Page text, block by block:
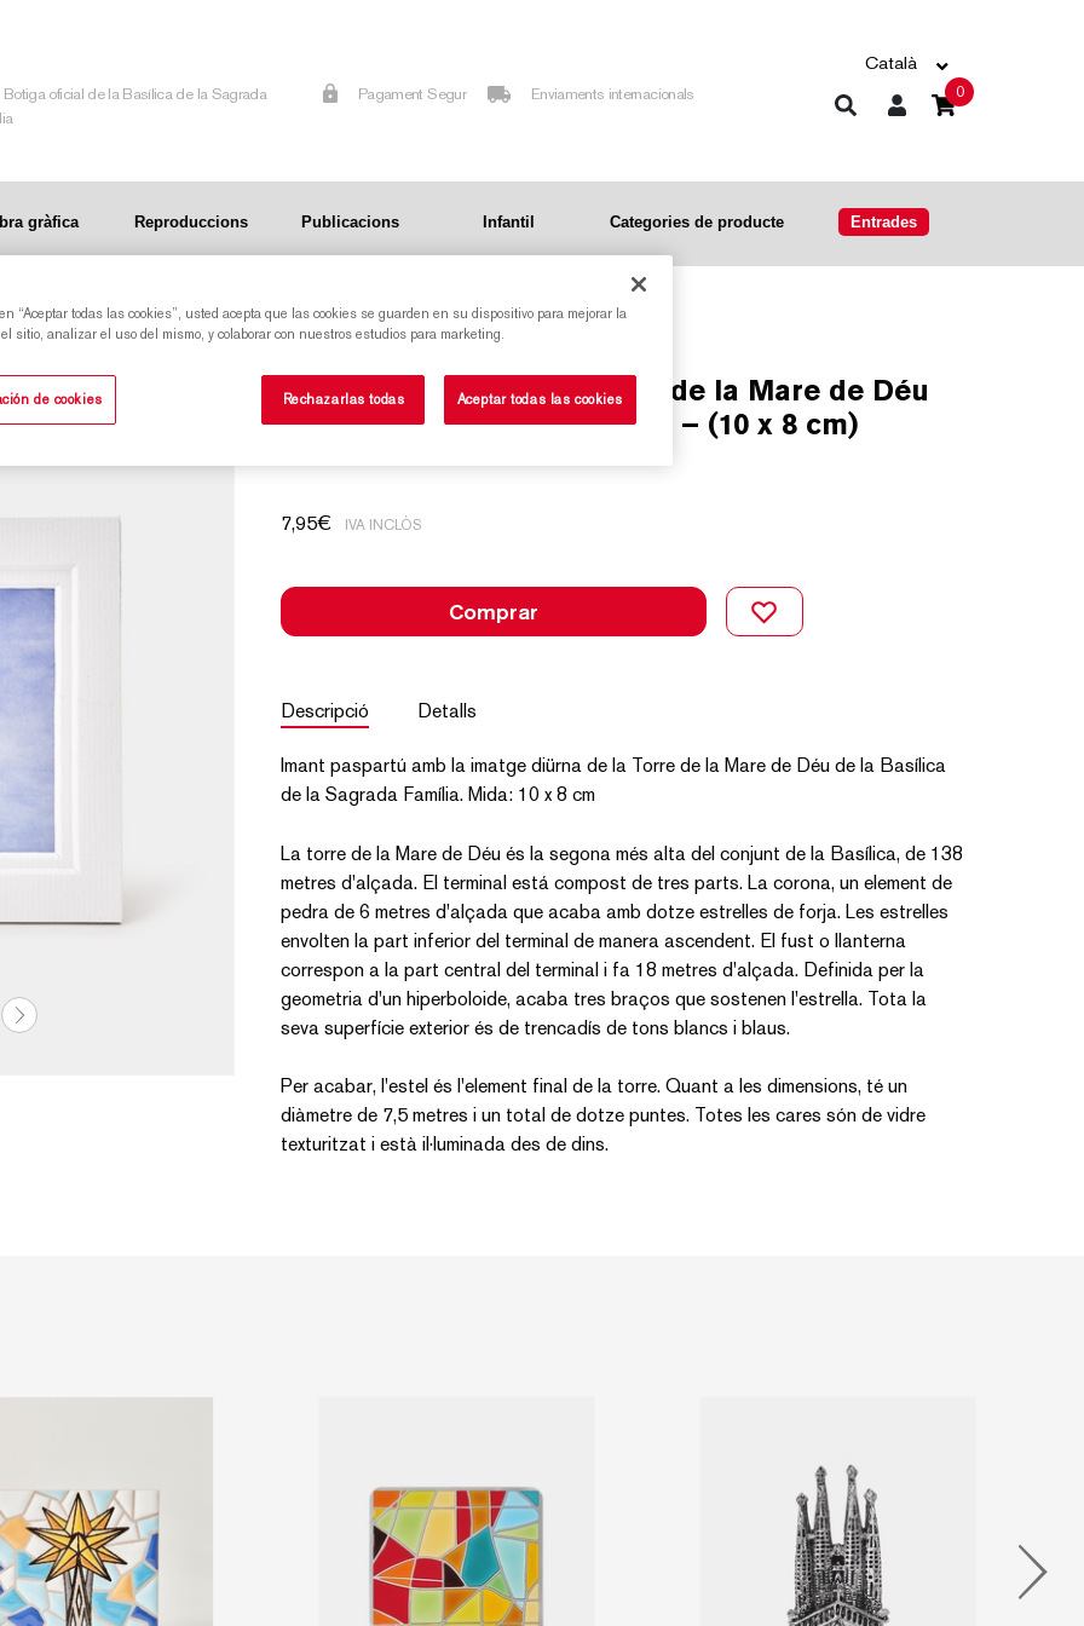
Botiga oficial de la Basílica de la Sagrada
Pagament Segur Enviaments internacionals
Català
0
gràfica Reproduccions Publicacions Infantil Categories de producte Entrades
Família – Dia – (10 x 8 cm)
Imant paspartú de la Torre de la Mare de Déu
de la Sagrada Família – Dia – (10 x 8 cm)
7,95€ IVA INCLÒS
Comprar
Descripció Detalls
Imant paspartú amb la imatge diürna de la Torre de la Mare de Déu de la Basílica
de la Sagrada Família. Mida: 10 x 8 cm
La torre de la Mare de Déu és la segona més alta del conjunt de la Basílica, de 138
metres d'alçada. El terminal está compost de tres parts. La corona, un element de
pedra de 6 metres d'alçada que acaba amb dotze estrelles de forja. Les estrelles
envolten la part inferior del terminal de manera ascendent. El fust o llanterna
correspon a la part central del terminal i fa 18 metres d'alçada. Definida per la
geometria d'un hiperboloide, acaba tres braços que sostenen l'estrella. Tota la
seva superfície exterior és de trencadís de tons blancs i blaus.
Per acabar, l'estel és l'element final de la torre. Quant a les dimensions, té un
diàmetre de 7,5 metres i un total de dotze puntes. Totes les cares són de vidre
texturitzat i està il·luminada des de dins.
“Aceptar todas las cookies”, usted acepta que las cookies se guarden en su dispositivo para mejorar la
sitio, analizar el uso del mismo, y colaborar con nuestros estudios para marketing.
de cookies Rechazarlas todas Aceptar todas las cookies